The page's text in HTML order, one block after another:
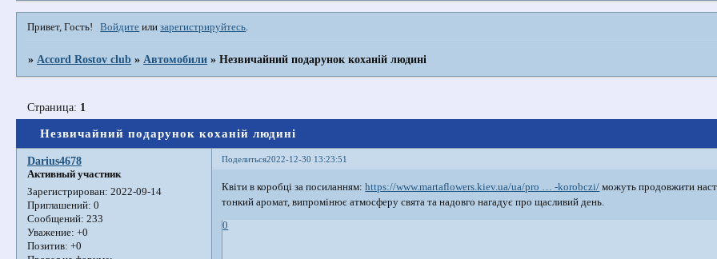
Привет, Гость! Войдите илизарегистрируйтесь
»Accord Rostov club »Автомобили »Незвичайний подарунок коханій людині
Незвичайний подарунок коханій людині
Страница: 1
Поделиться2022-12-30 13:23:51
Darius4678
Активный участник
Зарегистрирован: 2022-09-14
Приглашений: 0
Сообщений: 233
Уважение: +0
Позитив: +0
Квіти в коробці за посиланням:https://www.martaflowers.kiev.ua/ua/pro … -korobczi/ можуть продовжити
тонкий аромат, випромінює атмосферу свята та надовго нагадує про щасливий день.
0